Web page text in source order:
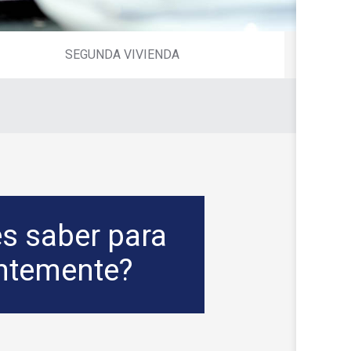
SEGUNDA VIVIENDA
saber para